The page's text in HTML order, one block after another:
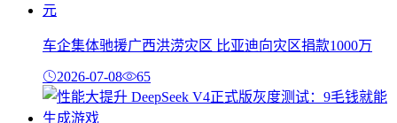
车企集体驰援广西洪涝灾区 比亚迪向灾区捐款1000万
2026-07-08 65